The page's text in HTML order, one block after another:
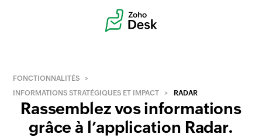
FONCTIONNALITÉS
INFORMATIONS STRATÉGIQUES ET IMPACT
RADAR
Rassemblez vos informations
grâce à l’application Radar.